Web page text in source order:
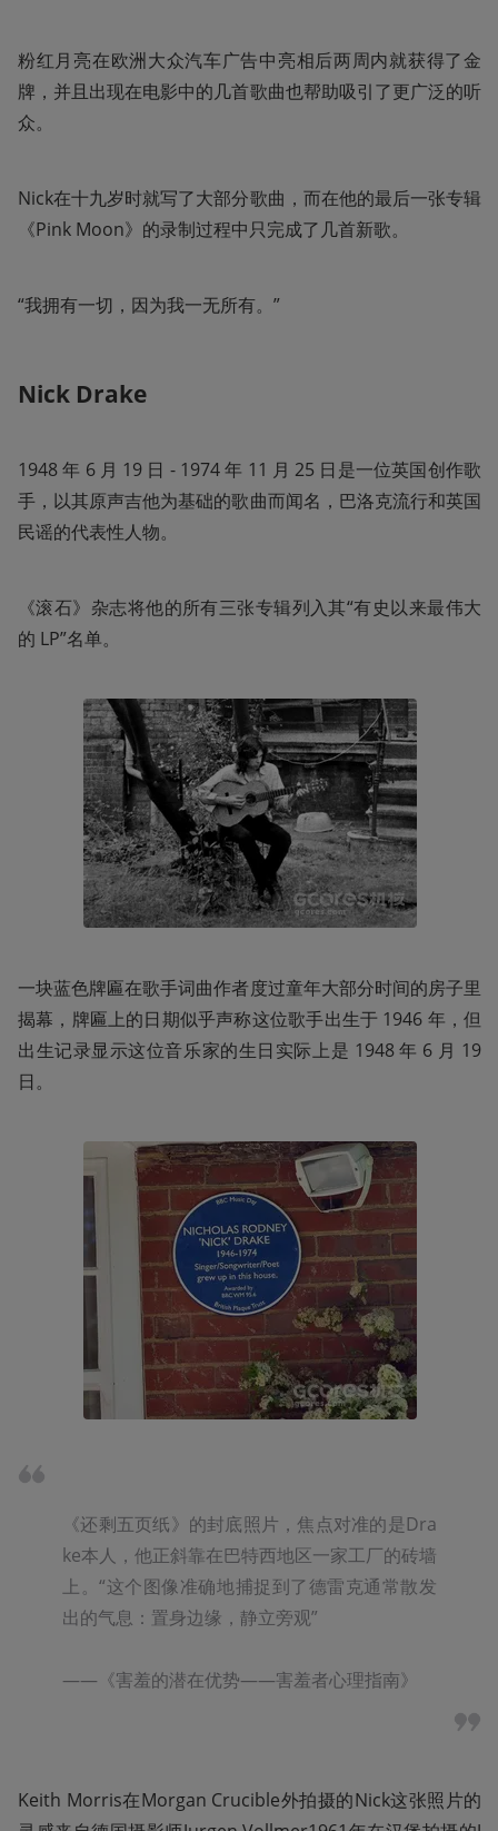
粉红月亮在欧洲大众汽车广告中亮相后两周内就获得了金
牌，并且出现在电影中的几首歌曲也帮助吸引了更广泛的听
众。
Nick在十九岁时就写了大部分歌曲，而在他的最后一张专辑
《Pink Moon》的录制过程中只完成了几首新歌。
“我拥有一切，因为我一无所有。”
Nick Drake
1948 年 6 月 19 日 - 1974 年 11 月 25 日是一位英国创作歌
手，以其原声吉他为基础的歌曲而闻名，巴洛克流行和英国
民谣的代表性人物。
《滚石》杂志将他的所有三张专辑列入其“有史以来最伟大
的 LP”名单。
一块蓝色牌匾在歌手词曲作者度过童年大部分时间的房子里
揭幕，牌匾上的日期似乎声称这位歌手出生于 1946 年，但
出生记录显示这位音乐家的生日实际上是 1948 年 6 月 19
日。
《还剩五页纸》的封底照片，焦点对准的是Dra
ke本人，他正斜靠在巴特西地区一家工厂的砖墙
上。“这个图像准确地捕捉到了德雷克通常散发
出的气息：置身边缘，静立旁观”
——《害羞的潜在优势——害羞者心理指南》
Keith Morris在Morgan Crucible外拍摄的Nick这张照片的